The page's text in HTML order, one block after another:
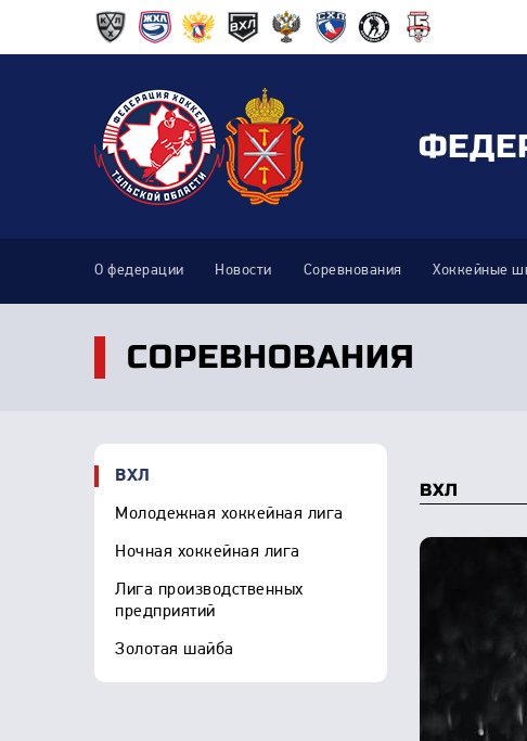
О федерации Новости Соревнования Хоккейные
СОРЕВНОВАНИЯ
ВХЛ
Молодежная хоккейная лига
Ночная хоккейная лига
Лига производственных
предприятий
Золотая шайба
ВХЛ